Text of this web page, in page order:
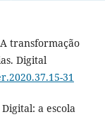
transformação
Digital
31
a escola